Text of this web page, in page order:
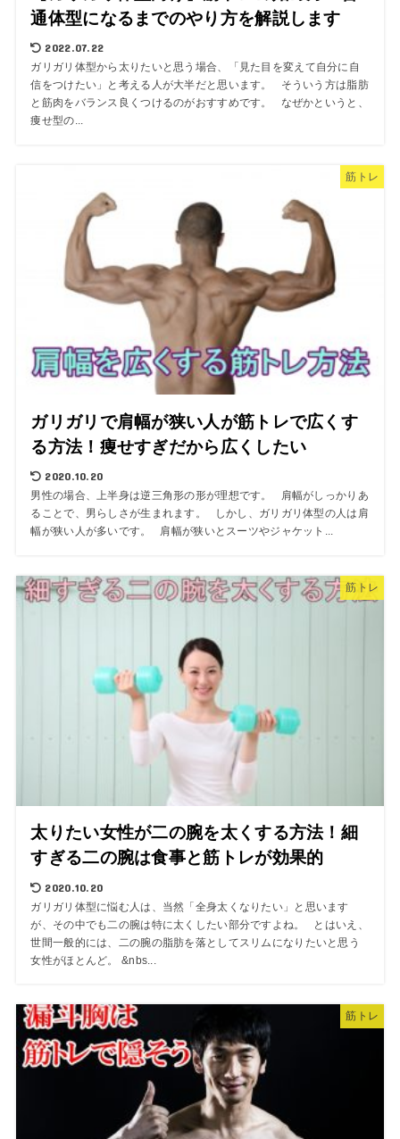
通体型になるまでのやり方を解説します
2022.07.22
ガリガリ体型から太りたいと思う場合、「見た目を変えて自分に自
信をつけたい」と考える人が大半だと思います。 そういう方は脂肪
と筋肉をバランス良くつけるのがおすすめです。 なぜかというと、
痩せ型の...
筋トレ
ガリガリで肩幅が狭い人が筋トレで広くす
る方法！痩せすぎだから広くしたい
2020.10.20
男性の場合、上半身は逆三角形の形が理想です。 肩幅がしっかりあ
ることで、男らしさが生まれます。 しかし、ガリガリ体型の人は肩
幅が狭い人が多いです。 肩幅が狭いとスーツやジャケット...
筋トレ
太りたい女性が二の腕を太くする方法！細
すぎる二の腕は食事と筋トレが効果的
2020.10.20
ガリガリ体型に悩む人は、当然「全身太くなりたい」と思います
が、その中でも二の腕は特に太くしたい部分ですよね。 とはいえ、
世間一般的には、二の腕の脂肪を落としてスリムになりたいと思う
女性がほとんど。 &nbs...
筋トレ